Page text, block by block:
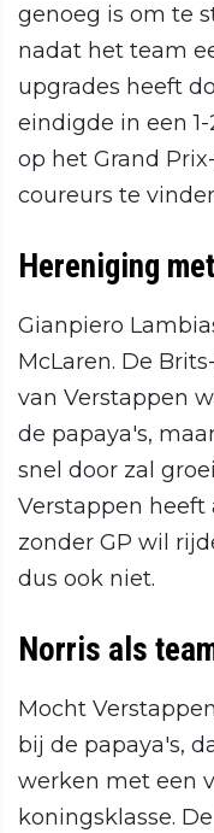
genoeg is om te
nadat het team
upgrades heeft
eindigde in een
op het Grand
coureurs te
Hereniging
Gianpiero
McLaren. De
van Verstappen
de papaya's,
snel door zal
Verstappen
zonder GP wil
dus ook niet.
Norris als
Mocht
bij de papaya's,
werken met een
koningsklasse.